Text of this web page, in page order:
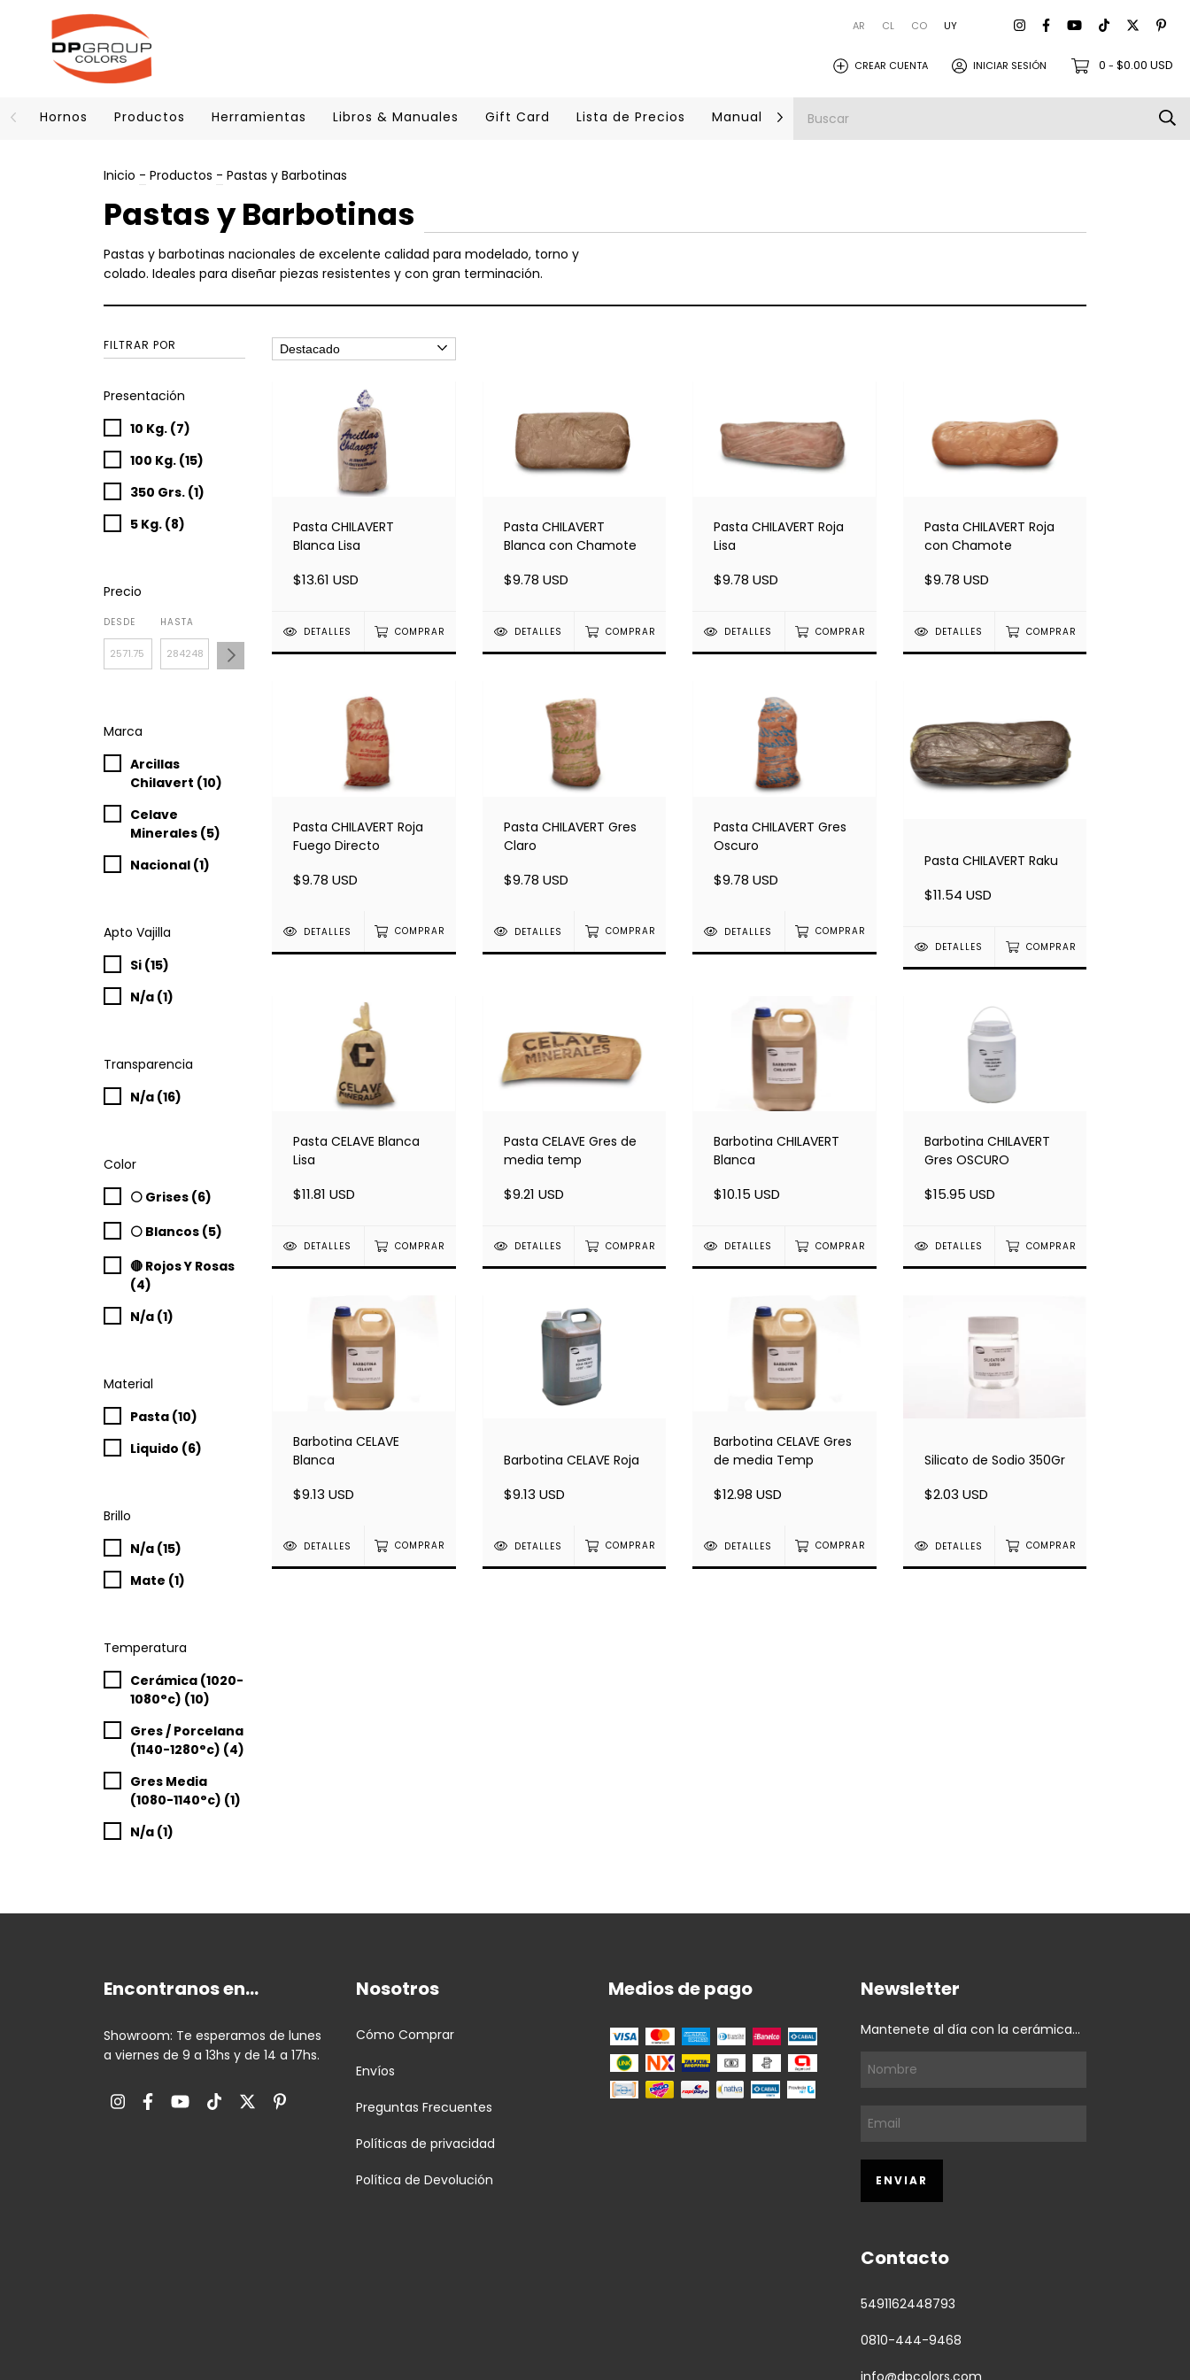
AR CL CO UY
CREAR CUENTA INICIAR SESIÓN 0 - $0.00 USD
Hornos Productos Herramientas Libros & Manuales Gift Card Lista de Precios Manual Ceramistas
Inicio - Productos - Pastas y Barbotinas
Pastas y Barbotinas
Pastas y barbotinas nacionales de excelente calidad para modelado, torno y
colado. Ideales para diseñar piezas resistentes y con gran terminación.
FILTRAR POR
Presentación
10 Kg. (7)
100 Kg. (15)
350 Grs. (1)
5 Kg. (8)
Precio
DESDE HASTA
Marca
Arcillas
Chilavert (10)
Celave
Minerales (5)
Nacional (1)
Apto Vajilla
Si (15)
N/a (1)
Transparencia
N/a (16)
Color
⚪ Grises (6)
⚪ Blancos (5)
🔴 Rojos Y Rosas
(4)
N/a (1)
Material
Pasta (10)
Liquido (6)
Brillo
N/a (15)
Mate (1)
Temperatura
Cerámica (1020-
1080°c) (10)
Gres / Porcelana
(1140-1280°c) (4)
Gres Media
(1080-1140°c) (1)
N/a (1)
Pasta CHILAVERT
Blanca Lisa
$13.61 USD
DETALLES COMPRAR
Pasta CHILAVERT
Blanca con Chamote
$9.78 USD
DETALLES COMPRAR
Pasta CHILAVERT Roja
Lisa
$9.78 USD
DETALLES COMPRAR
Pasta CHILAVERT Roja
con Chamote
$9.78 USD
DETALLES COMPRAR
Pasta CHILAVERT Roja
Fuego Directo
$9.78 USD
DETALLES COMPRAR
Pasta CHILAVERT Gres
Claro
$9.78 USD
DETALLES COMPRAR
Pasta CHILAVERT Gres
Oscuro
$9.78 USD
DETALLES COMPRAR
Pasta CHILAVERT Raku
$11.54 USD
DETALLES COMPRAR
Pasta CELAVE Blanca
Lisa
$11.81 USD
DETALLES COMPRAR
Pasta CELAVE Gres de
media temp
$9.21 USD
DETALLES COMPRAR
Barbotina CHILAVERT
Blanca
$10.15 USD
DETALLES COMPRAR
Barbotina CHILAVERT
Gres OSCURO
$15.95 USD
DETALLES COMPRAR
Barbotina CELAVE
Blanca
$9.13 USD
DETALLES COMPRAR
Barbotina CELAVE Roja
$9.13 USD
DETALLES COMPRAR
Barbotina CELAVE Gres
de media Temp
$12.98 USD
DETALLES COMPRAR
Silicato de Sodio 350Gr
$2.03 USD
DETALLES COMPRAR
Encontranos en...
Showroom: Te esperamos de lunes
a viernes de 9 a 13hs y de 14 a 17hs.
Nosotros
Cómo Comprar
Envíos
Preguntas Frecuentes
Políticas de privacidad
Política de Devolución
Medios de pago Newsletter
Mantenete al día con la cerámica...
Contacto
5491162448793
0810-444-9468
info@dpcolors.com